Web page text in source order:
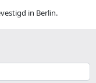
in Berlin.